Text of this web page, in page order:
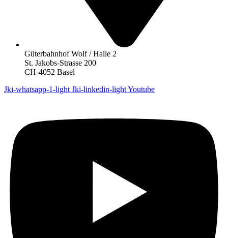
Güterbahnhof Wolf / Halle 2
St. Jakobs-Strasse 200
CH-4052 Basel
Jki-whatsapp-1-light Jki-linkedin-lightYoutube